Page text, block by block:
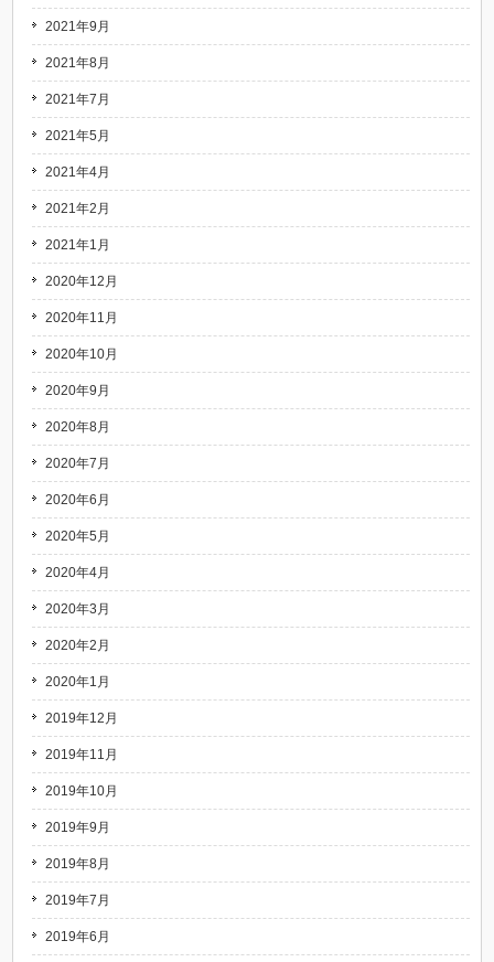
2021年9月
2021年8月
2021年7月
2021年5月
2021年4月
2021年2月
2021年1月
2020年12月
2020年11月
2020年10月
2020年9月
2020年8月
2020年7月
2020年6月
2020年5月
2020年4月
2020年3月
2020年2月
2020年1月
2019年12月
2019年11月
2019年10月
2019年9月
2019年8月
2019年7月
2019年6月